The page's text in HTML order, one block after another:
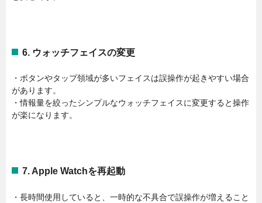
6. ウォッチフェイスの変更
・ボタンやタップ領域が多いフェイスは誤操作が起きやすい場合
があります。
・情報量を絞ったシンプルなウォッチフェイスに変更すると操作
が楽になります。
7. Apple Watchを再起動
・長時間使用していると、一時的な不具合で誤操作が増えること